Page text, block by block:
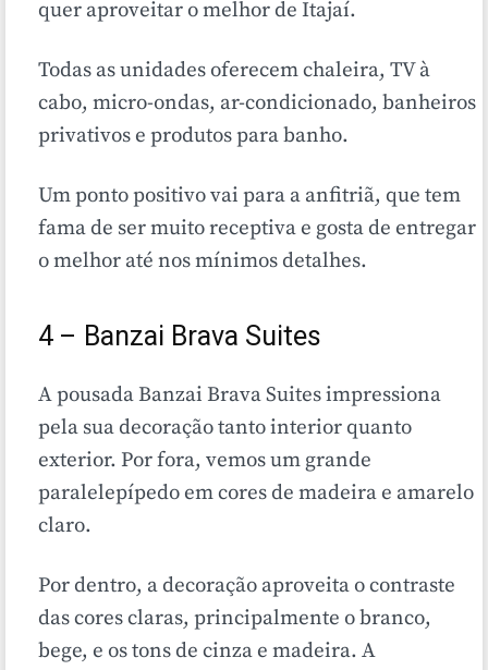
quer aproveitar o melhor de Itajaí.
Todas as unidades oferecem chaleira, TV à
cabo, micro-ondas, ar-condicionado, banheiros
privativos e produtos para banho.
Um ponto positivo vai para a anfitriã, que tem
fama de ser muito receptiva e gosta de entregar
o melhor até nos mínimos detalhes.
4 – Banzai Brava Suites
A pousada Banzai Brava Suites impressiona
pela sua decoração tanto interior quanto
exterior. Por fora, vemos um grande
paralelepípedo em cores de madeira e amarelo
claro.
Por dentro, a decoração aproveita o contraste
das cores claras, principalmente o branco,
bege, e os tons de cinza e madeira. A